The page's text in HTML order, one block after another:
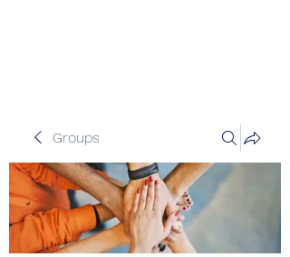
Groups